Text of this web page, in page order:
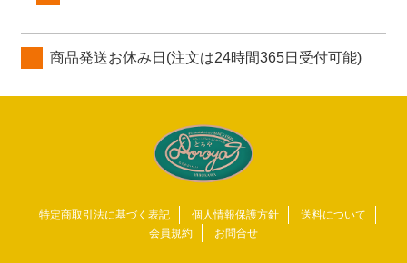
商品発送お休み日(注文は24時間365日受付可能)
特定商取引法に基づく表記 個人情報保護方針
送料について
会員規約
お問合せ